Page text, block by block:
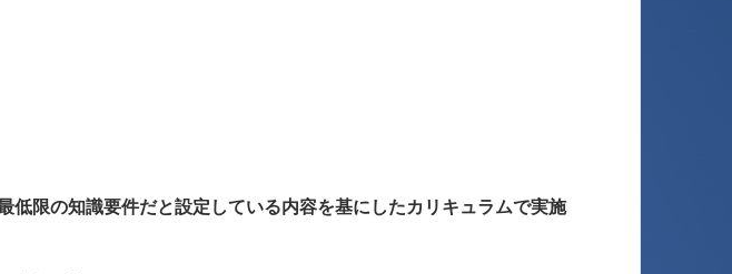
限の知識要件だと設定している内容を基にしたカリキュラムで実施